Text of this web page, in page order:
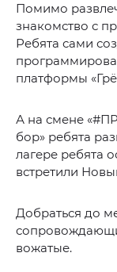
Помимо
знакомство с
Ребята сами
платформы
А на смене
бор» ребята
лагере ребята
встретили
Добраться до
вожатые.